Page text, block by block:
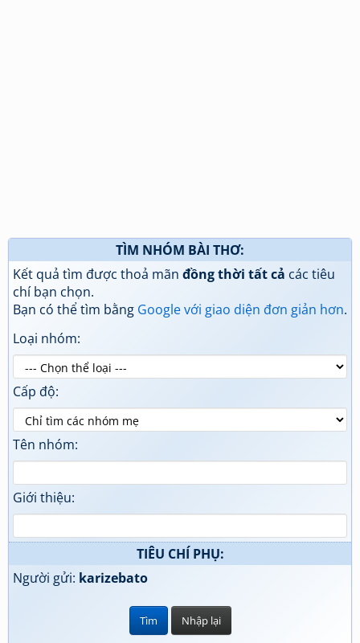
TÌM NHÓM BÀI THƠ:
Kết quả tìm được thoả mãn đồng thời tất cả các tiêu
chí bạn chọn.
Bạn có thể tìm bằng Google với giao diện đơn giản hơn.
Loại nhóm:
Cấp độ:
Tên nhóm:
Giới thiệu:
TIÊU CHÍ PHỤ:
Người gửi: karizebato